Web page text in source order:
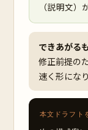
（説明文）
できあがる
修正前提の
速く形にな
本文ドラフト